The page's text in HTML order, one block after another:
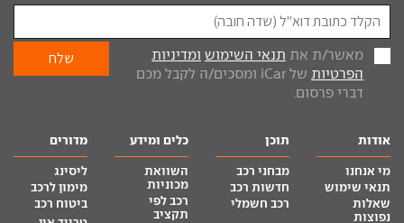
מאשר/ת את תנאי השימוש ומדיניות
הפרטיות
של iCar ומסכים/ה לקבל מכם
דברי פרסום.
אודות
מי אנחנו
תנאי שימוש
שאלות
נפוצות
תוכן
מבחני רכב
חדשות רכב
רכב חשמלי
כלים ומידע
השוואת
מכוניות
רכב לפי
תקציב
מדורים
ליסינג
מימון לרכב
ביטוח רכב